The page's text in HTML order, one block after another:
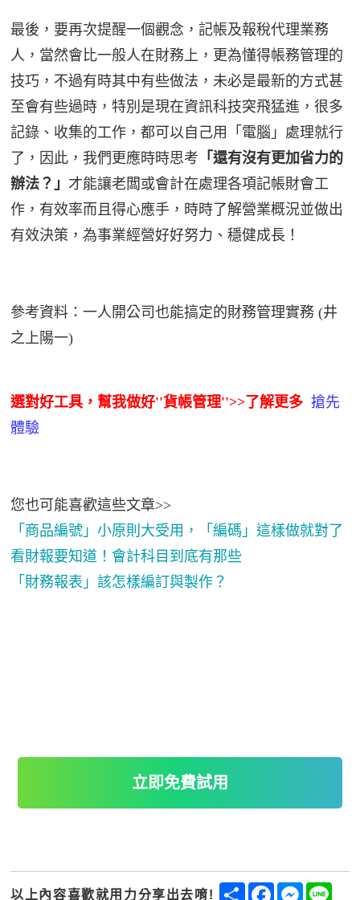
最後，要再次提醒一個觀念，記帳及報稅代理業務
人，當然會比一般人在財務上，更為懂得帳務管理的
技巧，不過有時其中有些做法，未必是最新的方式甚
至會有些過時，特別是現在資訊科技突飛猛進，很多
記錄、收集的工作，都可以自己用「電腦」處理就行
了，因此，我們更應時時思考 「還有沒有更加省力的
辦法？」才能讓老闆或會計在處理各項記帳財會工
作，有效率而且得心應手，時時了解營業概況並做出
有效決策，為事業經營好好努力、穩健成長！
參考資料：一人開公司也能搞定的財務管理實務 (井
之上陽一)
選對好工具，幫我做好''貨帳管理''>>了解更多 搶先
體驗
您也可能喜歡這些文章>>
「商品編號」小原則大受用，「編碼」這樣做就對了
看財報要知道！會計科目到底有那些
「財務報表」該怎樣編訂與製作？
立即免費試用
以上內容喜歡就用力分享出去唷! ShareFacebook